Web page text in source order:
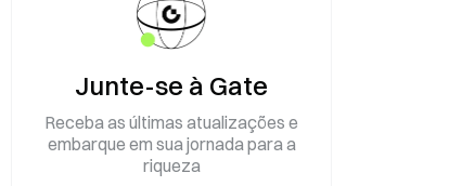
Junte-se à Gate
Receba as últimas atualizações e
embarque em sua jornada para a
riqueza